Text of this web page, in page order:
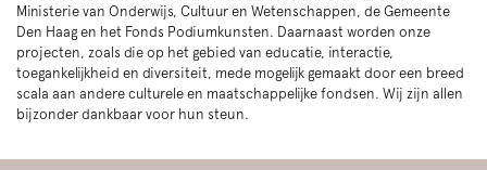
Ministerie van Onderwijs, Cultuur en Wetenschappen, de Gemeente
Den Haag en het Fonds Podiumkunsten. Daarnaast worden onze
projecten, zoals die op het gebied van educatie, interactie,
toegankelijkheid en diversiteit, mede mogelijk gemaakt door een breed
scala aan andere culturele en maatschappelijke fondsen. Wij zijn allen
bijzonder dankbaar voor hun steun.